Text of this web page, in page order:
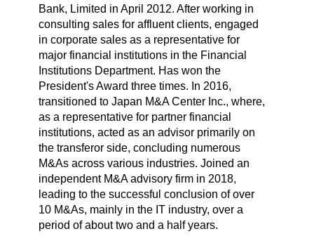
Bank, Limited in April 2012. After working in
consulting sales for affluent clients, engaged
in corporate sales as a representative for
major financial institutions in the Financial
Institutions Department. Has won the
President's Award three times. In 2016,
transitioned to Japan M&A Center Inc., where,
as a representative for partner financial
institutions, acted as an advisor primarily on
the transferor side, concluding numerous
M&As across various industries. Joined an
independent M&A advisory firm in 2018,
leading to the successful conclusion of over
10 M&As, mainly in the IT industry, over a
period of about two and a half years.